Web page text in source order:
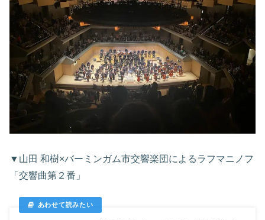
▼山田 和樹×バーミンガム市交響楽団によるラフマニノフ
「交響曲第２番」